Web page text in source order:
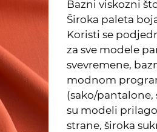
Bazni viskozni
Široka paleta
Koristi se
za sve modele
svevremene,
modnom
(sako/pantalone,
su modeli
strane, široka